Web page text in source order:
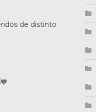
de distinto